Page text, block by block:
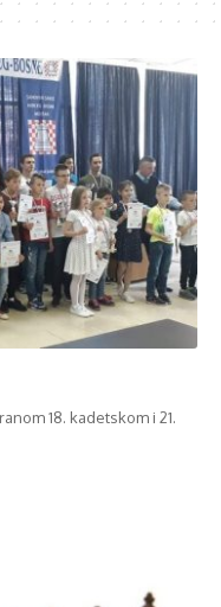
18. kadetskom i 21.